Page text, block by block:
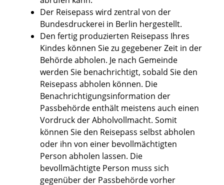
Der Reisepass wird zentral von der
Bundesdruckerei in Berlin hergestellt.
Den fertig produzierten Reisepass Ihres
Kindes können Sie zu gegebener Zeit in der
Behörde abholen. Je nach Gemeinde
werden Sie benachrichtigt, sobald Sie den
Reisepass abholen können. Die
Benachrichtigungsinformation der
Passbehörde enthält meistens auch einen
Vordruck der Abholvollmacht. Somit
können Sie den Reisepass selbst abholen
oder ihn von einer bevollmächtigten
Person abholen lassen. Die
bevollmächtigte Person muss sich
gegenüber der Passbehörde vorher